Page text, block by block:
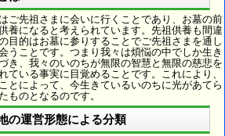
ご先祖さまに会いに行くことであり、お墓の前
養になると考えられています。先祖供養も間違
目的はお墓に参りすることでご先祖さまを通し
うことです。つまり我々は煩悩の中でしか生き
き、我々のいのちが無限の智慧と無限の慈悲を
ている事実に目覚めることです。これにより、
とによって、今生きているいのちに光があてら
ものとなるのです。
の運営形態による分類